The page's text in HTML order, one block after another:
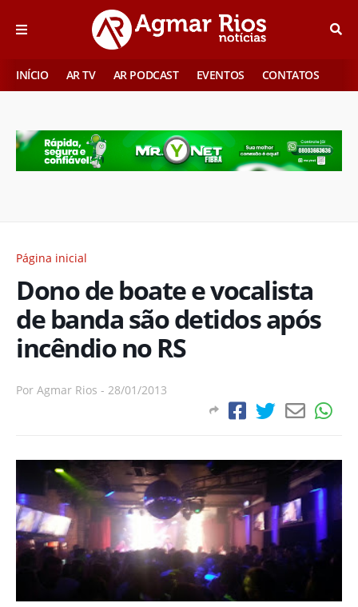
INÍCIO AR TV AR PODCAST EVENTOS CONTATOS
Página inicial
Dono de boate e vocalista
de banda são detidos após
incêndio no RS
Por Agmar Rios - 28/01/2013